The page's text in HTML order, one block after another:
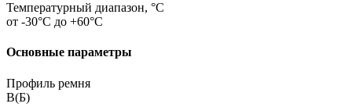
Температурный диапазон, °C
от -30°C до +60°C
Основные параметры
Профиль ремня
В(Б)